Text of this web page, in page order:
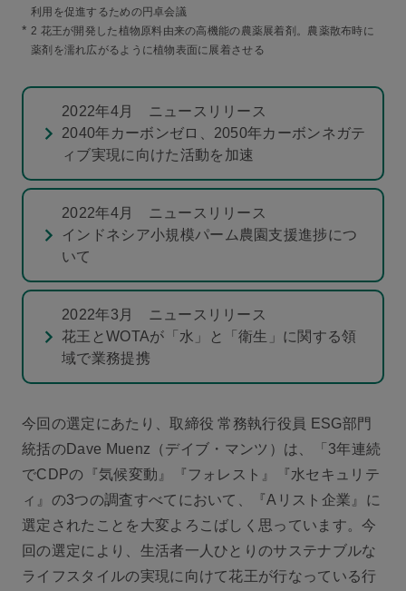
利用を促進するための円卓会議
* 2 花王が開発した植物原料由来の高機能の農薬展着剤。農薬散布時に
薬剤を濡れ広がるように植物表面に展着させる
2022年4月 ニュースリリース
2040年カーボンゼロ、2050年カーボンネガテ
ィブ実現に向けた活動を加速
2022年4月 ニュースリリース
インドネシア小規模パーム農園支援進捗につ
いて
2022年3月 ニュースリリース
花王とWOTAが「水」と「衛生」に関する領
域で業務提携
今回の選定にあたり、取締役 常務執行役員 ESG部門
統括のDave Muenz（デイブ・マンツ）は、「3年連続
でCDPの『気候変動』『フォレスト』『水セキュリテ
ィ』の3つの調査すべてにおいて、『Aリスト企業』に
選定されたことを大変よろこばしく思っています。今
回の選定により、生活者一人ひとりのサステナブルな
ライフスタイルの実現に向けて花王が行なっている行